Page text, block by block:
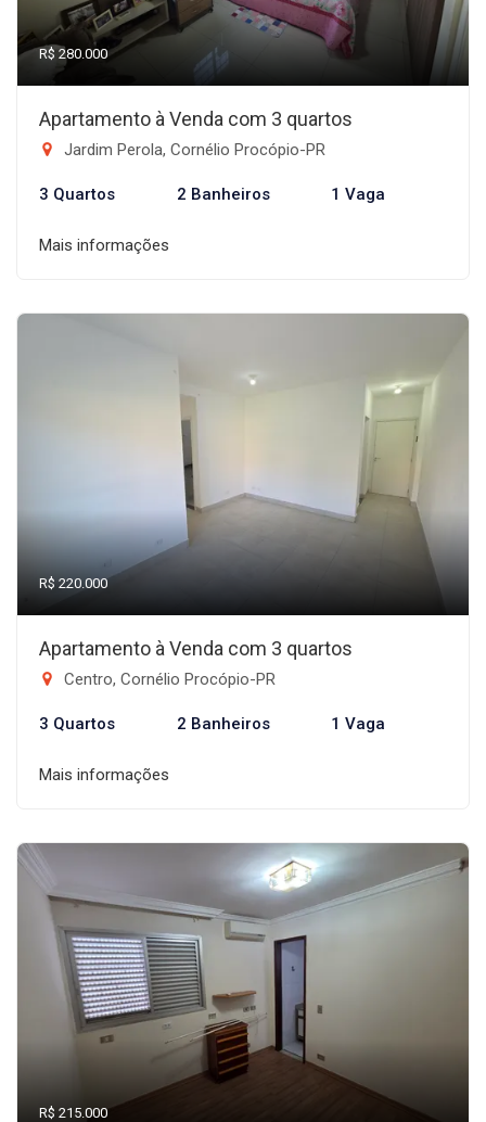
R$ 280.000
Apartamento à Venda com 3 quartos
Jardim Perola, Cornélio Procópio-PR
3 Quartos 2 Banheiros 1 Vaga
Mais informações
R$ 220.000
Apartamento à Venda com 3 quartos
Centro, Cornélio Procópio-PR
3 Quartos 2 Banheiros 1 Vaga
Mais informações
R$ 215.000